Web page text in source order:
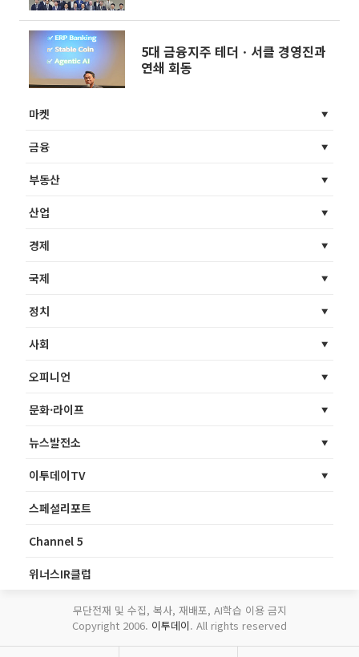
5대 금융지주 테더ㆍ서클 경영진과
연쇄 회동
마켓
금융
부동산
산업
경제
국제
정치
사회
오피니언
문화·라이프
뉴스발전소
이투데이TV
스페셜리포트
Channel 5
위너스IR클럽
무단전재 및 수집, 복사, 재배포, AI학습 이용 금지
Copyright 2006. 이투데이. All rights reserved